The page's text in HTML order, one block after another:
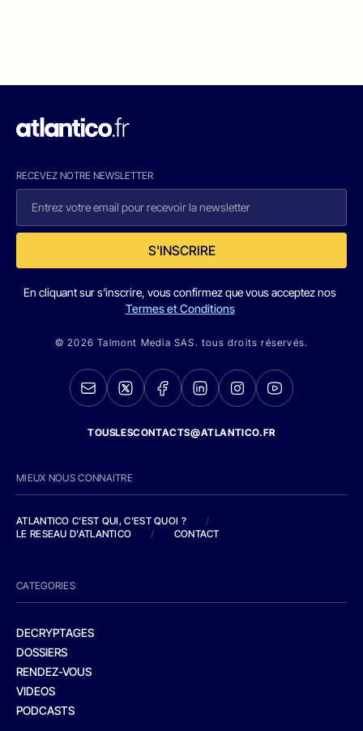
RECEVEZ NOTRE NEWSLETTER
S'INSCRIRE
En cliquant sur s'inscrire, vous confirmez que vous acceptez nos
Termes et Conditions
© 2026 Talmont Media SAS. tous droits réservés.
TOUSLESCONTACTS@ATLANTICO.FR
MIEUX NOUS CONNAITRE
ATLANTICO C'EST QUI, C'EST QUOI ?
/
LE RESEAU D'ATLANTICO
/ CONTACT
CATEGORIES
DECRYPTAGES
DOSSIERS
RENDEZ-VOUS
VIDEOS
PODCASTS